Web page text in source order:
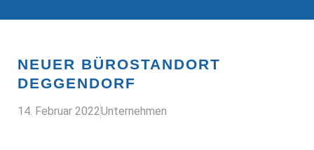
NEUER BÜROSTANDORT
DEGGENDORF
14. Februar 2022Unternehmen